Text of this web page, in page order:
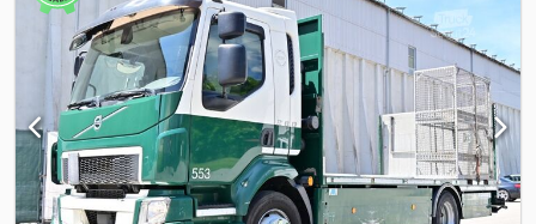
مساحة التحميل:5.300 مم , عرض مساحة التحميل:2.360 مم
, معدات:
برنامج الثبات الإلكتروني (ESP), تكييف الهواء, رافعة خلفية, قفل
التروس التفاضلية, قفل مركزي, كمبيوتر على متن المركبة, مثبت
السرعة, مرشح السخام, نظام التحكم في الجر, نظام الفرامل المانعة
للانغلاق (ABS), وصلات المقطورة